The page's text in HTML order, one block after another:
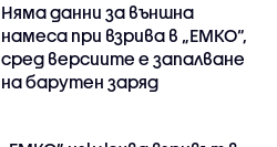
Няма данни за външна
намеса при взрива в „ЕМКО“,
сред версиите е запалване
на барутен заряд